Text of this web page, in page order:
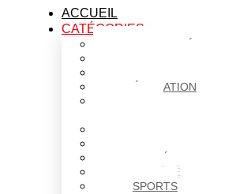
ACCUEIL
CATÉGORIES
ÉDUCATION
SOCIÉTÉ
SPORTS